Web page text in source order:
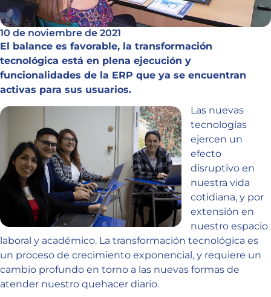
10 de noviembre de 2021
El balance es favorable, la transformación
tecnológica está en plena ejecución y
funcionalidades de la ERP que ya se encuentran
activas para sus usuarios.
Las nuevas
tecnologías
ejercen un
efecto
disruptivo en
nuestra vida
cotidiana, y por
extensión en
nuestro espacio
laboral y académico. La transformación tecnológica es
un proceso de crecimiento exponencial, y requiere un
cambio profundo en torno a las nuevas formas de
atender nuestro quehacer diario.